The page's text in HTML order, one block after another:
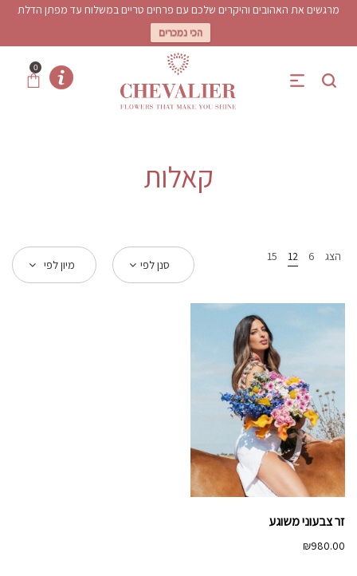
מרגשים את האהובים והיקרים שלכם עם פרחים טריים במשלוח עד מפתן הדלת
הכי נמכרים
0
קאלות
הצג 6
12
15
סנן לפי מיון לפי
זר צבעוני משוגע
₪980.00